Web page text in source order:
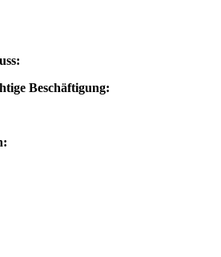
Beschäftigung: